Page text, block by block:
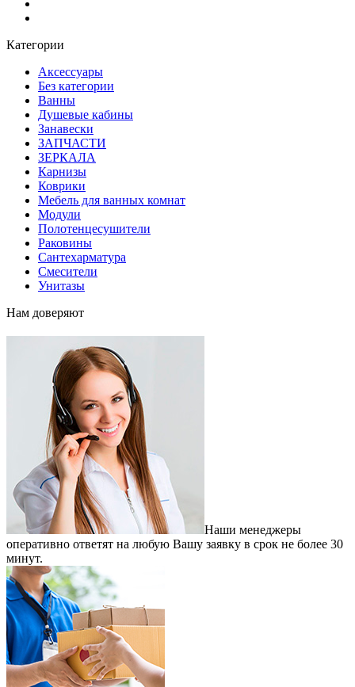
Категории
Аксессуары
Без категории
Ванны
Душевые кабины
Занавески
ЗАПЧАСТИ
ЗЕРКАЛА
Карнизы
Коврики
Мебель для ванных комнат
Модули
Полотенцесушители
Раковины
Сантехарматура
Смесители
Унитазы
Нам доверяют
Наши менеджеры
оперативно ответят на любую Вашу заявку в срок не более 30
минут.